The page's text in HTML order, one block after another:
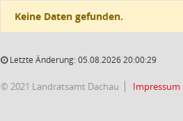
Keine Daten gefunden.
Letzte Änderung: 05.08.2026 20:00:29
© 2021 Landratsamt Dachau Impressum